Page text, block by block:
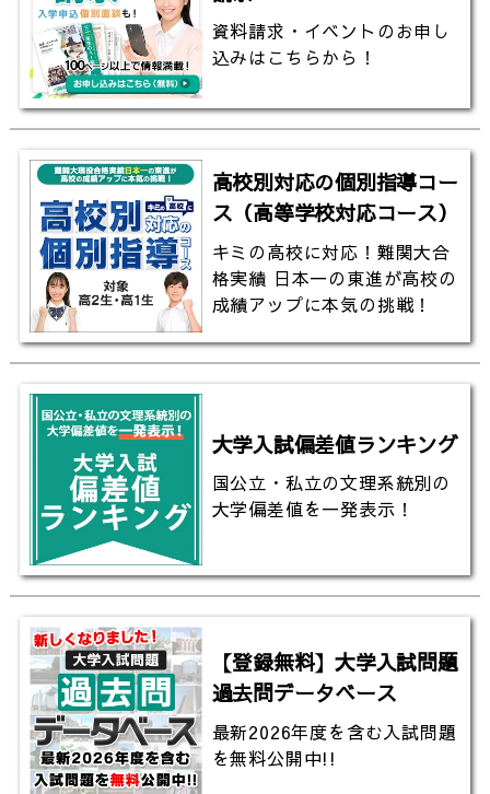
▼大阪大学の関連動画はこちら〔高校生におススメ〕
【大阪大学基礎工学部】透明マント 夢の世界がすぐそ
こに!? スマホの充電が1週間に1回に!?｜最先端技術を
学び一緒に近未来を創造しよう!!｜研究と学びの魅力
と特徴をご紹介!!
https://youtu.be/TPM5Idt-GN4
【大阪大学理学部】真理を探究する!!｜自然界の謎を
好奇心と最先端研究で解き明かす!!
https://youtu.be/giMF3np5hV0
3分でわかる！大阪大学法学部オープンキャンパス【東
進TV】
https://youtu.be/QoeM4-7RRfY
【大阪大学】バイオエネルギーの世界的権威 永井健治
教授を特集！(東進TV)
https://youtu.be/pd48eFlw8jM
【プロのレゴ職人も輩出】大阪大学レゴ部を特集（東
進TV）
https://youtu.be/YpqFe3lzxLY
【コスパ良し！】大阪大学食堂の天津麻婆丼とは？
（東進TV）
https://youtu.be/vefSqZhT7Ac
▼東進TVのチャンネル登録はこちら
資料請求・イベントのお申し
込みはこちらから！
高校別対応の個別指導コー
ス（高等学校対応コース）
キミの高校に対応！難関大合
格実績 日本一の東進が高校の
成績アップに本気の挑戦！
大学入試偏差値ランキング
国公立・私立の文理系統別の
大学偏差値を一発表示！
【登録無料】大学入試問題
過去問データベース
最新2026年度を含む入試問題
を無料公開中!!